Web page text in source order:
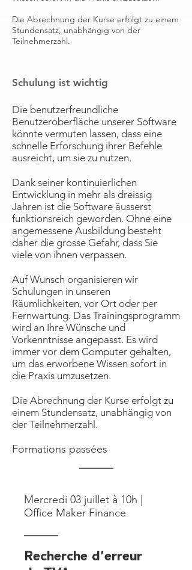
Die Abrechnung der Kurse erfolgt zu einem
Stundensatz, unabhängig von der
Teilnehmerzahl.
Schulung ist wichtig
Die benutzerfreundliche
Benutzeroberfläche unserer Software
könnte vermuten lassen, dass eine
schnelle Erforschung ihrer Befehle
ausreicht, um sie zu nutzen.
Dank seiner kontinuierlichen
Entwicklung in mehr als dreissig
Jahren ist die Software äusserst
funktionsreich geworden. Ohne eine
angemessene Ausbildung besteht
daher die grosse Gefahr, dass Sie
viele von ihnen verpassen.
Auf Wunsch organisieren wir
Schulungen in unseren
Räumlichkeiten, vor Ort oder per
Fernwartung. Das Trainingsprogramm
wird an Ihre Wünsche und
Vorkenntnisse angepasst. Es wird
immer vor dem Computer gehalten,
um das erworbene Wissen sofort in
die Praxis umzusetzen.
Die Abrechnung der Kurse erfolgt zu
einem Stundensatz, unabhängig von
der Teilnehmerzahl.
Formations passées
Mercredi 03 juillet à 10h |
Office Maker Finance
Recherche d’erreur